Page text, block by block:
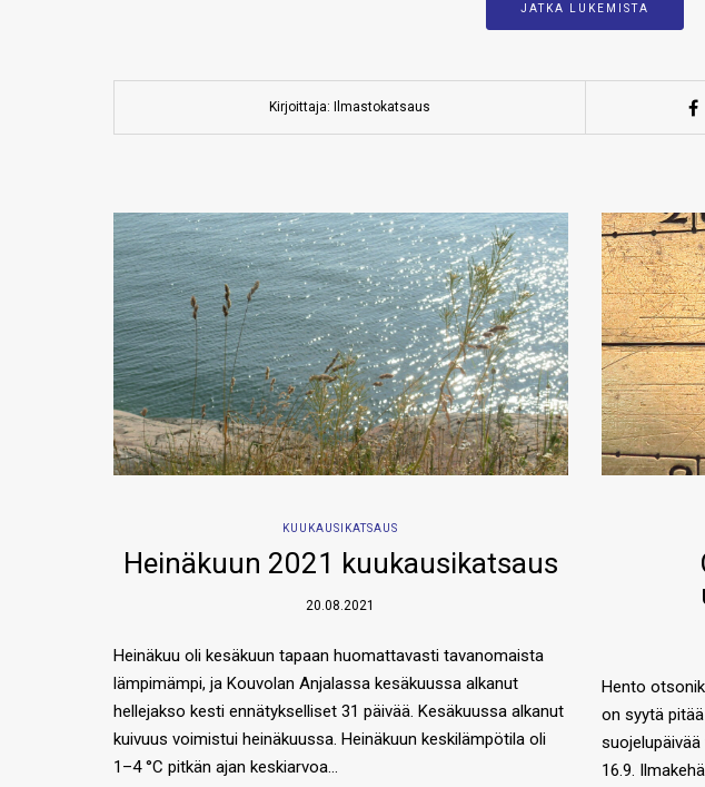
JATKA LUKEMISTA
Kirjoittaja: Ilmastokatsaus
KUUKAUSIKATSAUS
Heinäkuun 2021 kuukausikatsaus
20.08.2021
Heinäkuu oli kesäkuun tapaan huomattavasti tavanomaista
lämpimämpi, ja Kouvolan Anjalassa kesäkuussa alkanut
hellejakso kesti ennätykselliset 31 päivää. Kesäkuussa alkanut
kuivuus voimistui heinäkuussa. Heinäkuun keskilämpötila oli
1–4 °C pitkän ajan keskiarvoa…
Hento
on syytä
16.9.